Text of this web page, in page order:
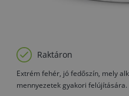
Raktáron
Extrém fehér, jó fedőszín, mely
mennyezetek gyakori felújítására.